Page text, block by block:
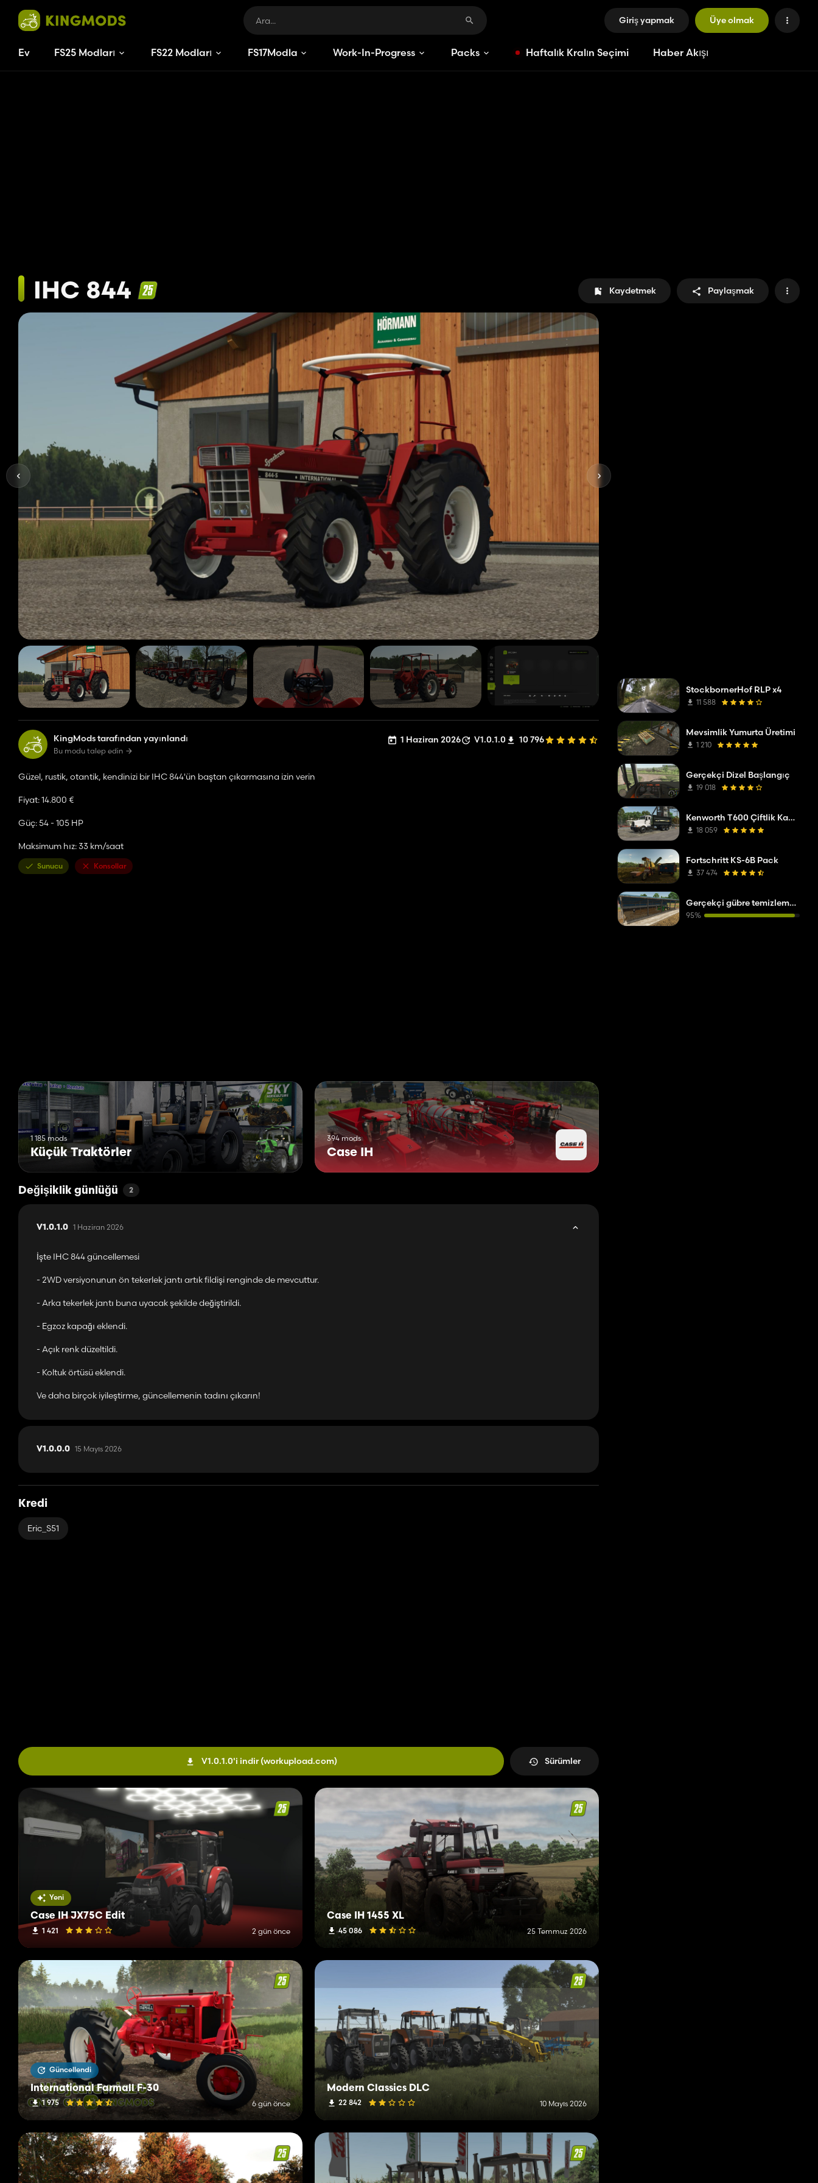
Giriş yapmak Üye olmak
Ev FS25 Modları FS22 Modları FS17Modlar Work-In-Progress Packs Haftalık Kralın Seçimi Haber Akışı
IHC 844 Kaydetmek Paylaşmak
KingMods tarafından yayınlandı
Bu modu talep edin
1 Haziran 2026 V1.0.1.0 10 796
Güzel, rustik, otantik, kendinizi bir IHC 844'ün baştan çıkarmasına izin verin
Fiyat: 14.800 €
Güç: 54 - 105 HP
Maksimum hız: 33 km/saat
Sunucu Konsollar
1 185 mods
Küçük Traktörler
394 mods
Case IH
Değişiklik günlüğü 2
V1.0.1.0 1 Haziran 2026
İşte IHC 844 güncellemesi
- 2WD versiyonunun ön tekerlek jantı artık fildişi renginde de mevcuttur.
- Arka tekerlek jantı buna uyacak şekilde değiştirildi.
- Egzoz kapağı eklendi.
- Açık renk düzeltildi.
- Koltuk örtüsü eklendi.
Ve daha birçok iyileştirme, güncellemenin tadını çıkarın!
V1.0.0.0 15 Mayıs 2026
Kredi
Eric_S51
V1.0.1.0'i indir (workupload.com) Sürümler
Yeni
Case IH JX75C Edit
1 421 2 gün önce
Case IH 1455 XL
45 086 25 Temmuz 2026
Güncellendi
International Farmall F-30
1 975 6 gün önce
Modern Classics DLC
22 842 10 Mayıs 2026
StockbornerHof RLP x4
11 588
Mevsimlik Yumurta Üretimi
1 210
Gerçekçi Dizel Başlangıç
19 018
Kenworth T600 Çiftlik Kamyonu
18 059
Fortschritt KS-6B Pack
37 474
Gerçekçi gübre temizleme sistemi
95%